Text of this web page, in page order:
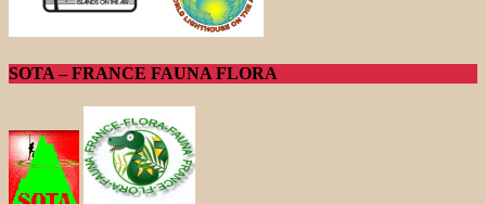
SOTA – FRANCE FAUNA FLORA